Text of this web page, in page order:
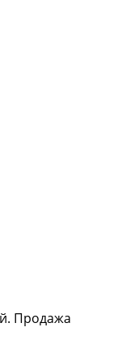
Продажа